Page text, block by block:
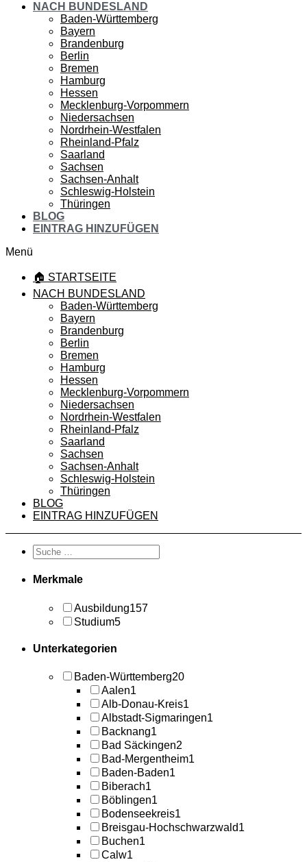
NACH BUNDESLAND
Baden-Württemberg
Bayern
Brandenburg
Berlin
Bremen
Hamburg
Hessen
Mecklenburg-Vorpommern
Niedersachsen
Nordrhein-Westfalen
Rheinland-Pfalz
Saarland
Sachsen
Sachsen-Anhalt
Schleswig-Holstein
Thüringen
BLOG
EINTRAG HINZUFÜGEN
Menü
🏠 STARTSEITE
NACH BUNDESLAND
Baden-Württemberg
Bayern
Brandenburg
Berlin
Bremen
Hamburg
Hessen
Mecklenburg-Vorpommern
Niedersachsen
Nordrhein-Westfalen
Rheinland-Pfalz
Saarland
Sachsen
Sachsen-Anhalt
Schleswig-Holstein
Thüringen
BLOG
EINTRAG HINZUFÜGEN
Merkmale
Ausbildung157
Studium5
Unterkategorien
Baden-Württemberg20
Aalen1
Alb-Donau-Kreis1
Albstadt-Sigmaringen1
Backnang1
Bad Säckingen2
Bad-Mergentheim1
Baden-Baden1
Biberach1
Böblingen1
Bodenseekreis1
Breisgau-Hochschwarzwald1
Buchen1
Calw1